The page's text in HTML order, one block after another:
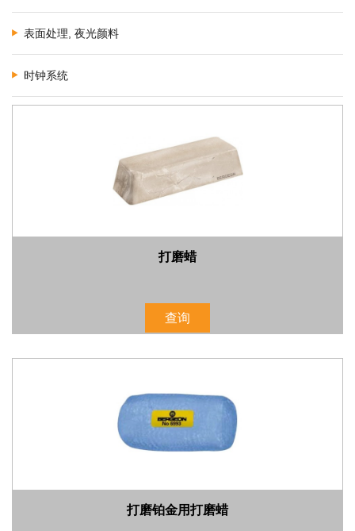
表面处理, 夜光颜料
时钟系统
打磨蜡
查询
打磨铂金用打磨蜡